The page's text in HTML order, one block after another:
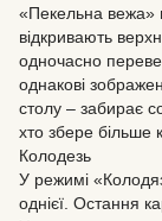
«Пекельна вежа»
відкривають
одночасно
однакові
столу – забирає
хто збере більше
Колодезь
У режимі
однієї. Остання